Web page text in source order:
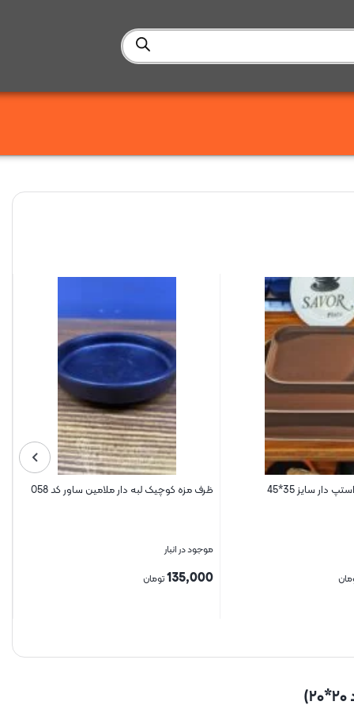
سایز 35*45 ظرف مزه کوچیک لبه دار ملامین ساور کد 058
موجود در انبار
135,000تومان